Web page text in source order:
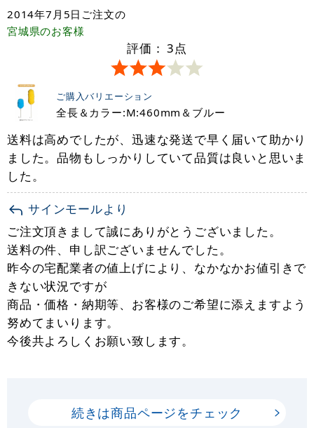
2014年7月5日 ご注文の
宮城県のお客様
評価： 3点
ご購入バリエーション
全長＆カラー:M:460mm＆ブルー
送料は高めでしたが、迅速な発送で早く届いて助かり
ました。品物もしっかりしていて品質は良いと思いま
した。
サインモールより
ご注文頂きまして誠にありがとうございました。
送料の件、申し訳ございませんでした。
昨今の宅配業者の値上げにより、なかなかお値引きで
きない状況ですが
商品・価格・納期等、お客様のご希望に添えますよう
努めてまいります。
今後共よろしくお願い致します。
続きは商品ページをチェック